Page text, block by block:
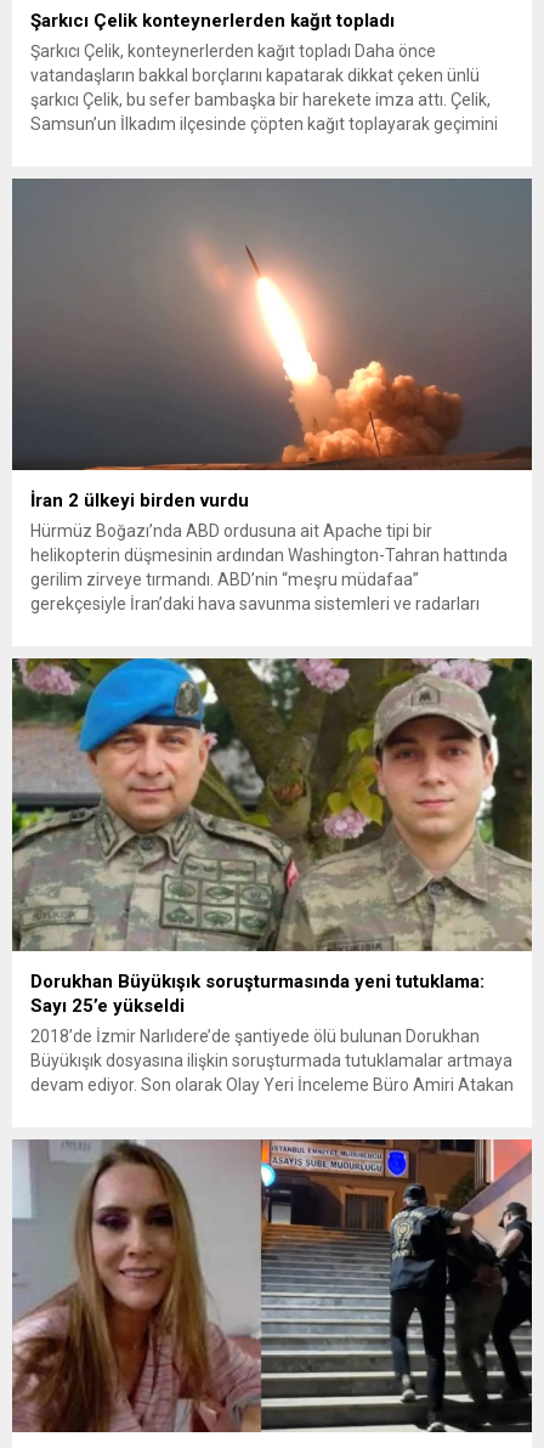
Şarkıcı Çelik konteynerlerden kağıt topladı
Şarkıcı Çelik, konteynerlerden kağıt topladı Daha önce
vatandaşların bakkal borçlarını kapatarak dikkat çeken ünlü
şarkıcı Çelik, bu sefer bambaşka bir harekete imza attı. Çelik,
Samsun’un İlkadım ilçesinde çöpten kağıt toplayarak geçimini
İran 2 ülkeyi birden vurdu
Hürmüz Boğazı’nda ABD ordusuna ait Apache tipi bir
helikopterin düşmesinin ardından Washington-Tahran hattında
gerilim zirveye tırmandı. ABD’nin “meşru müdafaa”
gerekçesiyle İran’daki hava savunma sistemleri ve radarları
yeni bir ABD saldırısına anında yanıt verileceğini duyurdu....
Dorukhan Büyükışık soruşturmasında yeni tutuklama:
Sayı 25’e yükseldi
2018’de İzmir Narlıdere’de şantiyede ölü bulunan Dorukhan
Büyükışık dosyasına ilişkin soruşturmada tutuklamalar artmaya
devam ediyor. Son olarak Olay Yeri İnceleme Büro Amiri Atakan
bulunan Dorukhan Büyükışık’a ilişkin yeniden açılan
soruşturmada tutuklamalar genişliyor. Son olarak dönemin...